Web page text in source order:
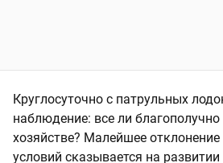
Круглосуточно с патрульных
наблюдение: все ли
хозяйстве? Малейшее
условий сказывается на